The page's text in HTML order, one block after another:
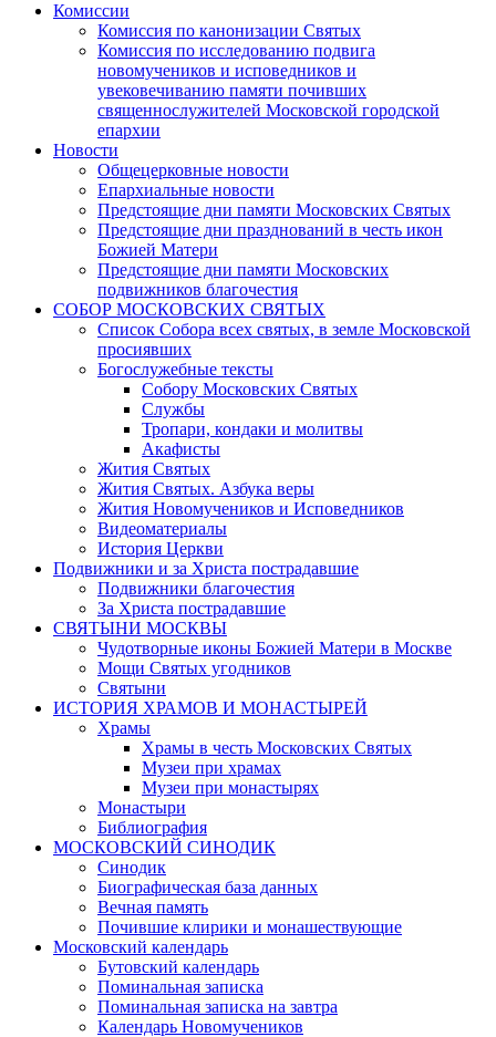
Комиссии
Комиссия по канонизации Святых
Комиссия по исследованию подвига
новомучеников и исповедников и
увековечиванию памяти почивших
священнослужителей Московской городской
епархии
Новости
Общецерковные новости
Епархиальные новости
Предстоящие дни памяти Московских Святых
Предстоящие дни празднований в честь икон
Божией Матери
Предстоящие дни памяти Московских
подвижников благочестия
СОБОР МОСКОВСКИХ СВЯТЫХ
Список Собора всех святых, в земле Московской
просиявших
Богослужебные тексты
Собору Московских Святых
Службы
Тропари, кондаки и молитвы
Акафисты
Жития Святых
Жития Святых. Азбука веры
Жития Новомучеников и Исповедников
Видеоматериалы
История Церкви
Подвижники и за Христа пострадавшие
Подвижники благочестия
За Христа пострадавшие
СВЯТЫНИ МОСКВЫ
Чудотворные иконы Божией Матери в Москве
Мощи Святых угодников
Святыни
ИСТОРИЯ ХРАМОВ И МОНАСТЫРЕЙ
Храмы
Храмы в честь Московских Святых
Музеи при храмах
Музеи при монастырях
Монастыри
Библиография
МОСКОВСКИЙ СИНОДИК
Синодик
Биографическая база данных
Вечная память
Почившие клирики и монашествующие
Московский календарь
Бутовский календарь
Поминальная записка
Поминальная записка на завтра
Календарь Новомучеников